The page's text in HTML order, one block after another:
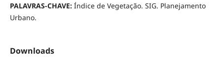
PALAVRAS-CHAVE: Índice de Vegetação. SIG. Planejamento
Urbano.
Downloads